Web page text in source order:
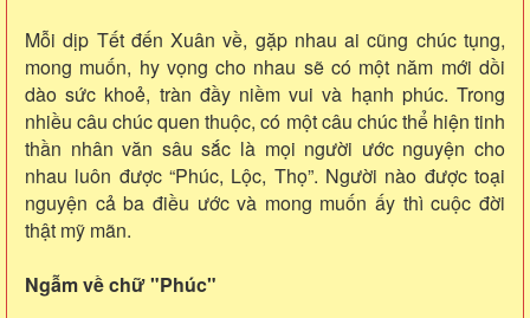
Mỗi dịp Tết đến Xuân về, gặp nhau ai cũng chúc tụng,
mong muốn, hy vọng cho nhau sẽ có một năm mới dồi
dào sức khoẻ, tràn đầy niềm vui và hạnh phúc. Trong
nhiều câu chúc quen thuộc, có một câu chúc thể hiện tinh
thần nhân văn sâu sắc là mọi người ước nguyện cho
nhau luôn được “Phúc, Lộc, Thọ”. Người nào được toại
nguyện cả ba điều ước và mong muốn ấy thì cuộc đời
thật mỹ mãn.
Ngẫm về chữ "Phúc"